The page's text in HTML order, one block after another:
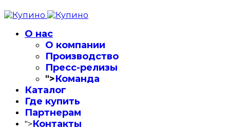
О нас
О компании
Производство
Пресс-релизы
">Команда
Каталог
Где купить
Партнерам
">Контакты